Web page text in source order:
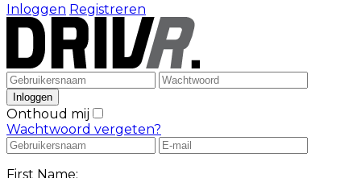
Inloggen Registreren
Onthoud mij
Wachtwoord vergeten?
First Name: